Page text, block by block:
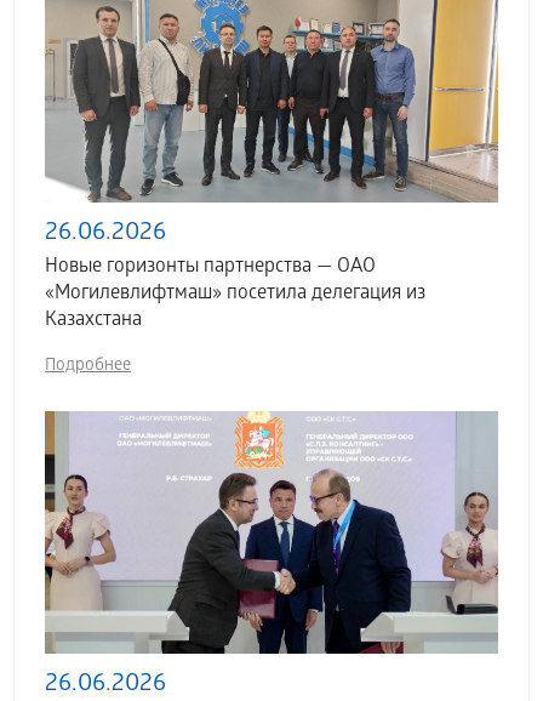
26.06.2026
Новые горизонты партнерства — ОАО
«Могилевлифтмаш» посетила делегация из
Казахстана
Подробнее
26.06.2026